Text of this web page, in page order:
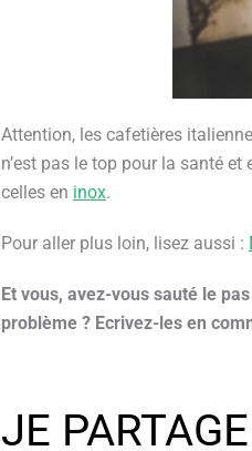
Attention, les cafetières
n’est pas le top pour la santé
celles en inox.
Pour aller plus loin, lisez aussi :
Et vous, avez-vous sauté le
problème ? Ecrivez-les en
JE